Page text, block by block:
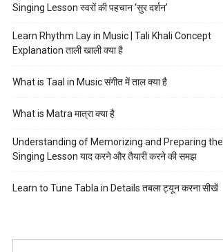
Singing Lesson स्वरों की पहचान ‘सुर दर्शन’
Learn Rhythm Lay in Music | Tali Khali Concept
Explanation ताली खाली क्या है
What is Taal in Music संगीत में ताल क्या है
What is Matra मात्रा क्या है
Understanding of Memorizing and Preparing the
Singing Lesson याद करने और तैयारी करने की समझ
Learn to Tune Tabla in Details तबला ट्यून करना सीखें